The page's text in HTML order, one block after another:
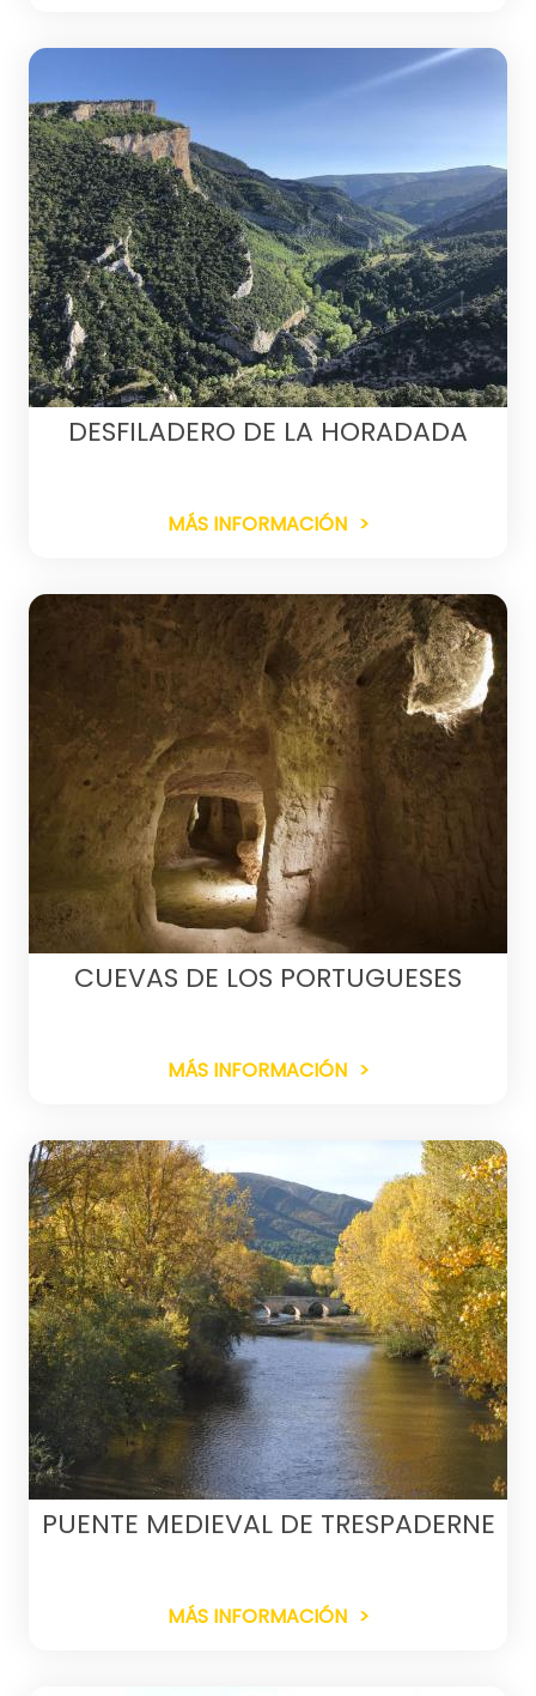
DESFILADERO DE LA HORADADA
MÁS INFORMACIÓN
CUEVAS DE LOS PORTUGUESES
MÁS INFORMACIÓN
PUENTE MEDIEVAL DE TRESPADERNE
MÁS INFORMACIÓN